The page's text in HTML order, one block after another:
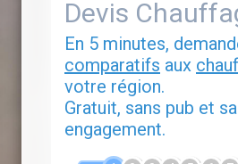
Devis
En 5 minutes,
comparatifs aux
votre région.
Gratuit, sans pub et
engagement.